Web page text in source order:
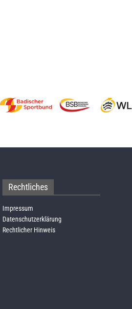
Rechtliches
Impressum
Datenschutzerklärung
Rechtlicher Hinweis